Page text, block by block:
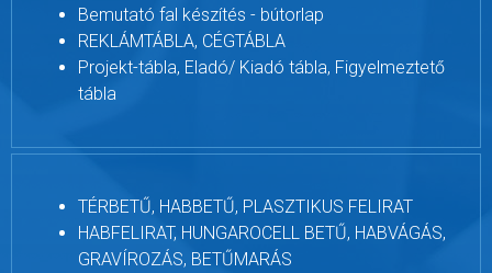
Bemutató fal készítés - bútorlap
REKLÁMTÁBLA, CÉGTÁBLA
Projekt-tábla, Eladó/ Kiadó tábla, Figyelmeztető
tábla
TÉRBETŰ, HABBETŰ, PLASZTIKUS FELIRAT
HABFELIRAT, HUNGAROCELL BETŰ, HABVÁGÁS,
GRAVÍROZÁS, BETŰMARÁS